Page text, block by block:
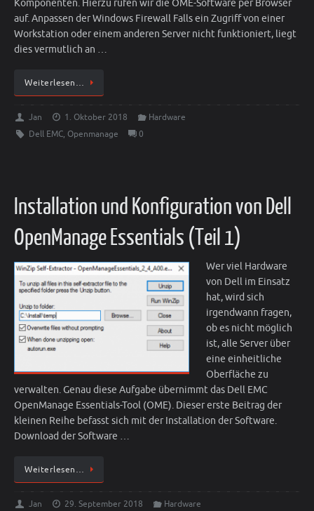
Komponenten. Hierzu rufen wir die OME-Software per Browser
auf. Anpassen der Windows Firewall Falls ein Zugriff von einer
Workstation oder einem anderen Server nicht funktioniert, liegt
dies vermutlich an …
Weiterlesen…
Jan 1. Oktober 2018
Hardware
Dell EMC, Openmanage 0
Installation und Konfiguration von Dell
OpenManage Essentials (Teil 1)
Wer viel Hardware
von Dell im Einsatz
hat, wird sich
irgendwann fragen,
ob es nicht möglich
ist, alle Server über
eine einheitliche
Oberfläche zu
verwalten. Genau diese Aufgabe übernimmt das Dell EMC
OpenManage Essentials-Tool (OME). Dieser erste Beitrag der
kleinen Reihe befasst sich mit der Installation der Software.
Download der Software …
Weiterlesen…
Jan 29. September 2018
Hardware